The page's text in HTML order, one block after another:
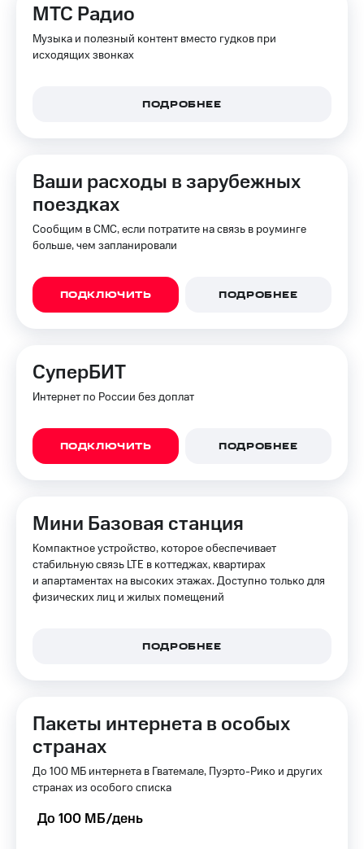
МТС Радио
Музыка и полезный контент вместо гудков при
исходящих звонках
ПОДРОБНЕЕ
Ваши расходы в зарубежных
поездках
Сообщим в СМС, если потратите на связь в роуминге
больше, чем запланировали
ПОДКЛЮЧИТЬ ПОДРОБНЕЕ
СуперБИТ
Интернет по России без доплат
ПОДКЛЮЧИТЬ ПОДРОБНЕЕ
Мини Базовая станция
Компактное устройство, которое обеспечивает
стабильную связь LTE в коттеджах, квартирах
и апартаментах на высоких этажах. Доступно только для
физических лиц и жилых помещений
ПОДРОБНЕЕ
Пакеты интернета в особых
странах
До 100 МБ интернета в Гватемале, Пуэрто-Рико и других
странах из особого списка
До 100 МБ/день